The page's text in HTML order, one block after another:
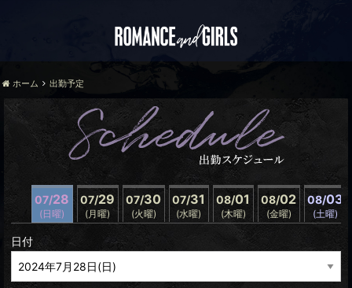
ホーム 出勤予定
07/28
(日曜)
07/29
(月曜)
07/30
(火曜)
07/31
(水曜)
08/01
(木曜)
08/02
(金曜)
08/03
(土曜)
日付